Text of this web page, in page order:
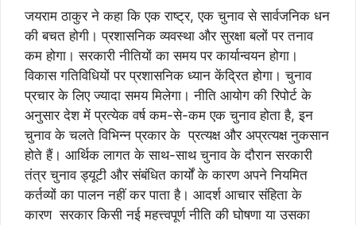
जयराम ठाकुर ने कहा कि एक राष्ट्र, एक चुनाव से सार्वजनिक धन
की बचत होगी। प्रशासनिक व्यवस्था और सुरक्षा बलों पर तनाव
कम होगा। सरकारी नीतियों का समय पर कार्यान्वयन होगा।
विकास गतिविधियों पर प्रशासनिक ध्यान केंद्रित होगा। चुनाव
प्रचार के लिए ज्यादा समय मिलेगा। नीति आयोग की रिपोर्ट के
अनुसार देश में प्रत्येक वर्ष कम-से-कम एक चुनाव होता है, इन
चुनाव के चलते विभिन्न प्रकार के प्रत्यक्ष और अप्रत्यक्ष नुकसान
होते हैं। आर्थिक लागत के साथ-साथ चुनाव के दौरान सरकारी
तंत्र चुनाव ड्यूटी और संबंधित कार्यों के कारण अपने नियमित
कर्तव्यों का पालन नहीं कर पाता है। आदर्श आचार संहिता के
कारण सरकार किसी नई महत्त्वपूर्ण नीति की घोषणा या उसका